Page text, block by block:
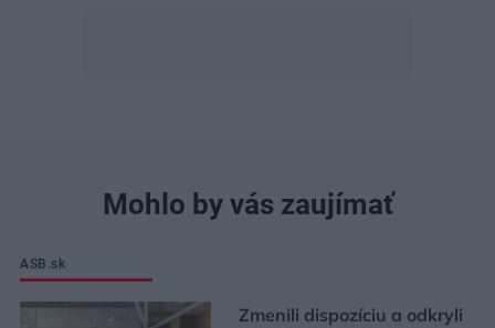
Mohlo by vás zaujímať
ASB.sk
Zmenili dispozíciu a odkryli